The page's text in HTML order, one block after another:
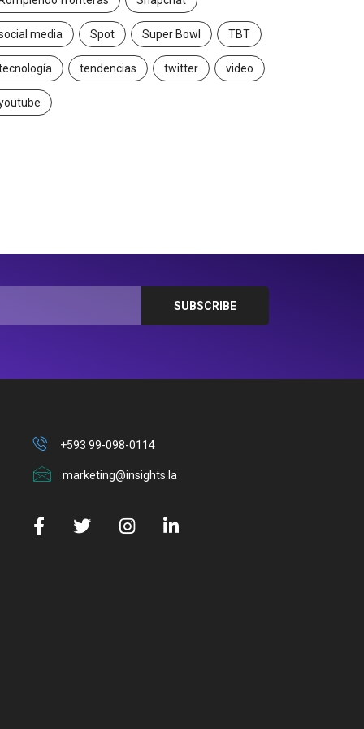
media Spot Super Bowl TBT
tendencias twitter video
+593 99-098-0114
marketing@insights.la